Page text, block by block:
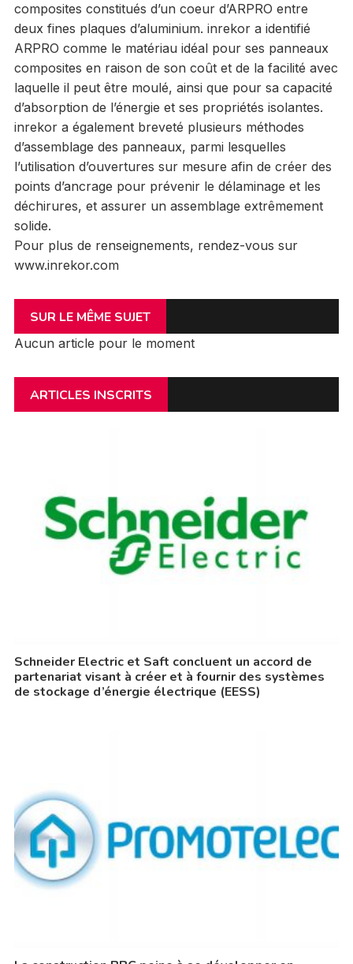
composites constitués d’un coeur d’ARPRO entre
deux fines plaques d’aluminium. inrekor a identifié
ARPRO comme le matériau idéal pour ses panneaux
composites en raison de son coût et de la facilité avec
laquelle il peut être moulé, ainsi que pour sa capacité
d’absorption de l’énergie et ses propriétés isolantes.
inrekor a également breveté plusieurs méthodes
d’assemblage des panneaux, parmi lesquelles
l’utilisation d’ouvertures sur mesure afin de créer des
points d’ancrage pour prévenir le délaminage et les
déchirures, et assurer un assemblage extrêmement
solide.
Pour plus de renseignements, rendez-vous sur
www.inrekor.com
SUR LE MÊME SUJET
Aucun article pour le moment
ARTICLES INSCRITS
Schneider Electric et Saft concluent un accord de
partenariat visant à créer et à fournir des systèmes
de stockage d’énergie électrique (EESS)